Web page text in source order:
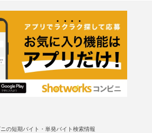
の短期バイト・単発バイト検索情報